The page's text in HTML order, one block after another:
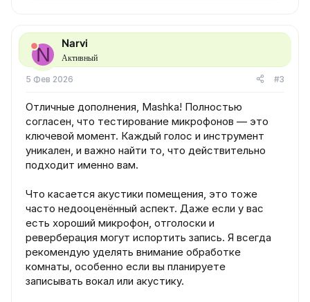
а
к
и
иN
Narvi
Активный
5 Фев 2026 #3
Отличные дополнения, Mashka! Полностью
согласен, что тестирование микрофонов — это
ключевой момент. Каждый голос и инструмент
уникален, и важно найти то, что действительно
подходит именно вам.
Что касается акустики помещения, это тоже
часто недооценённый аспект. Даже если у вас
есть хороший микрофон, отголоски и
реверберация могут испортить запись. Я всегда
рекомендую уделять внимание обработке
комнаты, особенно если вы планируете
записывать вокал или акустику.